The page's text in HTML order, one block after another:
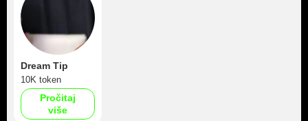
Dream Tip
10K token
Pročitaj
više